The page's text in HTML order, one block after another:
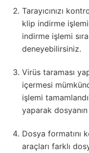
Tarayıcınızı
klip indirme
indirme işlemi
deneyebilirsiniz.
Virüs taraması
içermesi
işlemi
yaparak
Dosya formatını
araçları farklı